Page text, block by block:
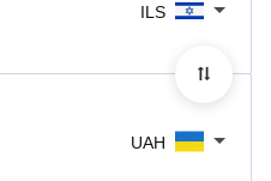
ILS
UAH